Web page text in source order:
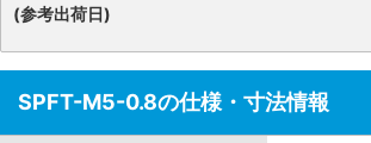
(参考出荷日)
SPFT-M5-0.8の仕様・寸法情報